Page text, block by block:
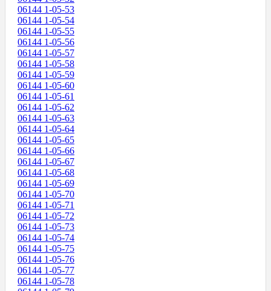
06144 1-05-53
06144 1-05-54
06144 1-05-55
06144 1-05-56
06144 1-05-57
06144 1-05-58
06144 1-05-59
06144 1-05-60
06144 1-05-61
06144 1-05-62
06144 1-05-63
06144 1-05-64
06144 1-05-65
06144 1-05-66
06144 1-05-67
06144 1-05-68
06144 1-05-69
06144 1-05-70
06144 1-05-71
06144 1-05-72
06144 1-05-73
06144 1-05-74
06144 1-05-75
06144 1-05-76
06144 1-05-77
06144 1-05-78